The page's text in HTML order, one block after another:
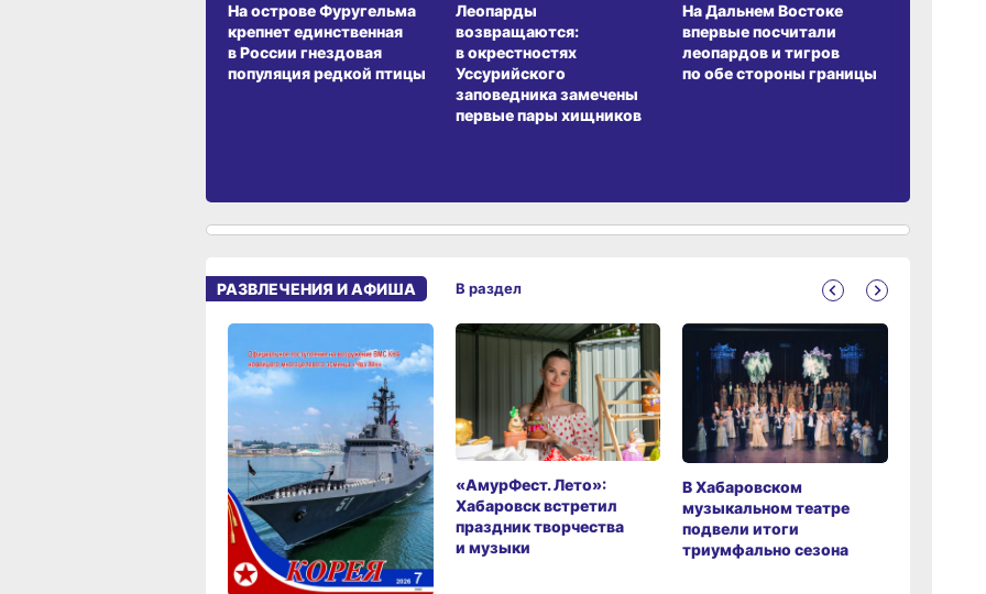
На острове Фуругельма
крепнет единственная
в России гнездовая
популяция редкой птицы
Леопарды
возвращаются:
в окрестностях
Уссурийского
заповедника замечены
первые пары хищников
На Дальнем Востоке
впервые посчитали
леопардов и тигров
по обе стороны границы
РАЗВЛЕЧЕНИЯ И АФИША
«АмурФест. Лето»:
Хабаровск встретил
праздник творчества
и музыки
В Хабаровском
музыкальном театре
подвели итоги
триумфально сезона
В раздел